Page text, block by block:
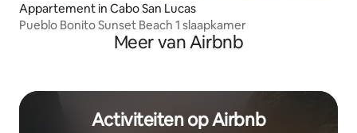
Appartement in Cabo San Lucas
Pueblo Bonito Sunset Beach 1 slaapkamer
Meer van Airbnb
Activiteiten op Airbnb